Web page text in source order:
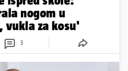
nogom u
vukla za kosu'
3